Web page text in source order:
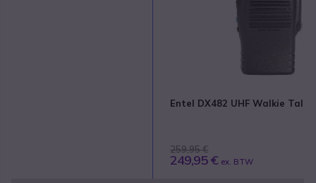
Entel DX482 UHF Walkie
259,95 €
249,95 € ex. BTW